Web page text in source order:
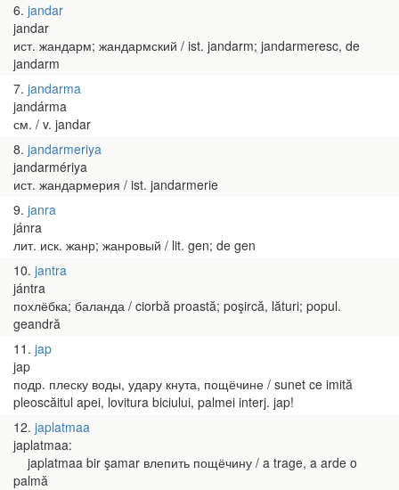
6 jandar
jandar
ист. жандарм; жандармский / ist. jandarm; jandarmeresc, de
jandarm
7 jandarma
jandárma
см. / v. jandar
8 jandarmeriya
jandarmériya
ист. жандармерия / ist. jandarmerie
9 janra
jánra
лит. иск. жанр; жанровый / lit. gen; de gen
10 jantra
jántra
похлёбка; баланда / ciorbă proastă; poşircă, lături; popul.
geandră
11 jap
jap
подр. плеску воды, удару кнута, пощёчине / sunet ce imită
pleoscăitul apei, lovitura biciului, palmei interj. jap!
12 japlatmaa
japlatmaa:
japlatmaa bir şamar влепить пощёчину / a trage, a arde o
palmă